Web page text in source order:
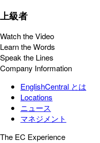
上級者
Watch the Video
Learn the Words
Speak the Lines
Company Information
EnglishCentral とは
Locations
ニュース
マネジメント
The EC Experience